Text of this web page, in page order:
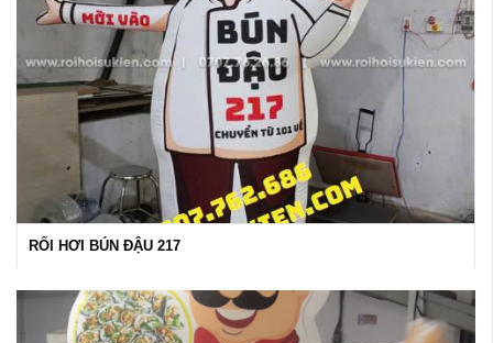
RỐI HƠI BÚN ĐẬU 217